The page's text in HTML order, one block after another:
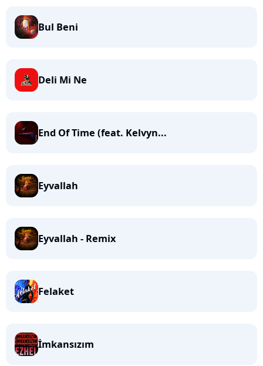
Bul Beni
Deli Mi Ne
End Of Time (feat. Kelvyn...
Eyvallah
Eyvallah - Remix
Felaket
İmkansızım